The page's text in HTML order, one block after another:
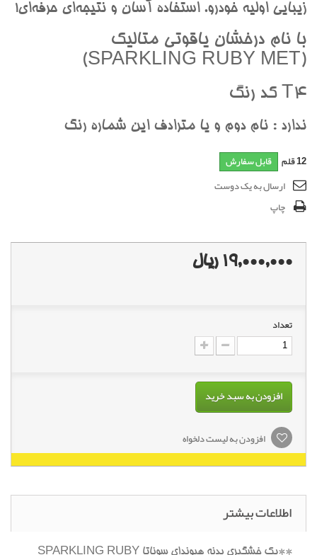
زيبايي اوليه خودرو. استفاده آسان و نتيجه‌اي حرفه‌اي!
با نام درخشان ياقوتي متاليک
(SPARKLING RUBY MET)
T4 کد رنگ
ندارد : نام دوم و يا مترادف اين شماره رنگ
12قلم قابل سفارش
ارسال به یک دوست
چاپ
19,000,000 ریال
تعداد
افزودن به سبد خرید
افزودن به لیست دلخواه
اطلاعات بیشتر
**پک خشگيري بدنه هيونداي سوناتا SPARKLING RUBY